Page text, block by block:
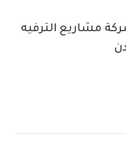
مشاريع الترفيه